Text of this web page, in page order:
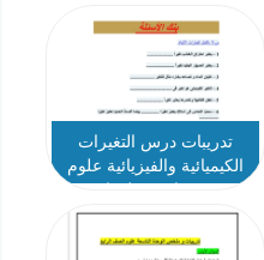
تدريبات درس التغيرات
الكيميائية والفيزيائية علوم